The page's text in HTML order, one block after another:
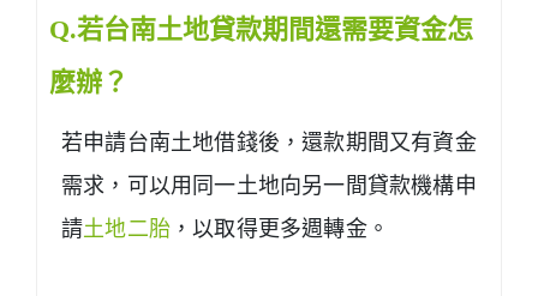
Q.若台南土地貸款期間還需要資金怎
麼辦？
若申請台南土地借錢後，還款期間又有資金
需求，可以用同一土地向另一間貸款機構申
請土地二胎 ，以取得更多週轉金。